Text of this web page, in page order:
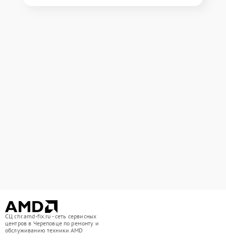
СЦ chr.amd-fix.ru - сеть сервисных
центров в Череповце по ремонту и
обслуживанию техники AMD